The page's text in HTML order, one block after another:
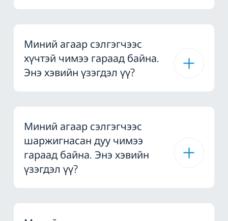
Миний агаар сэлгэгчээс
хүчтэй чимээ гараад байна.
Энэ хэвийн үзэгдэл үү?
Миний агаар сэлгэгчээс
шаржигнасан дуу чимээ
гараад байна. Энэ хэвийн
үзэгдэл үү?